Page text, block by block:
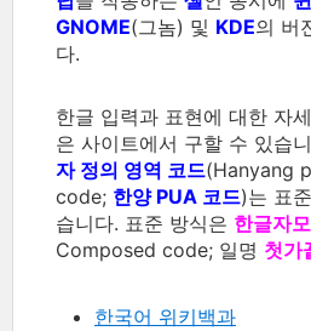
GNOME(그놈) 및 KDE의 버
다.
한글 입력과 표현에 대한 자
은 사이트에서 구할 수 있습
자 정의 영역 코드(Hanyang
code; 한양 PUA 코드)는 표
습니다. 표준 방식은 한글자
Composed code; 일명 첫가
한국어 위키백과